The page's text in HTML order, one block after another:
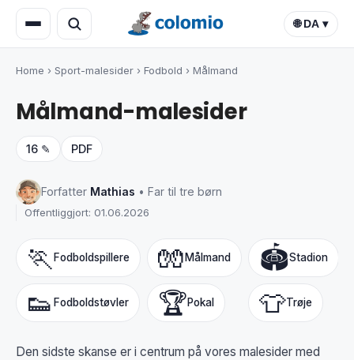
🌐 DA ▾
Home › Sport-malesider › Fodbold › Målmand
Målmand-malesider
16 ✎ PDF
Forfatter Mathias • Far til tre børn
Offentliggjort: 01.06.2026
🏃 Fodboldspillere
👟 Fodboldstøvler
🧤 Målmand
🏆Pokal
🏟️Stadion
👕Trøje
Den sidste skanse er i centrum på vores malesider med